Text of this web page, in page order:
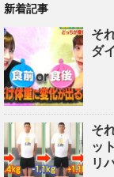
新着記事
そ
ダ
そ
ッ
リ